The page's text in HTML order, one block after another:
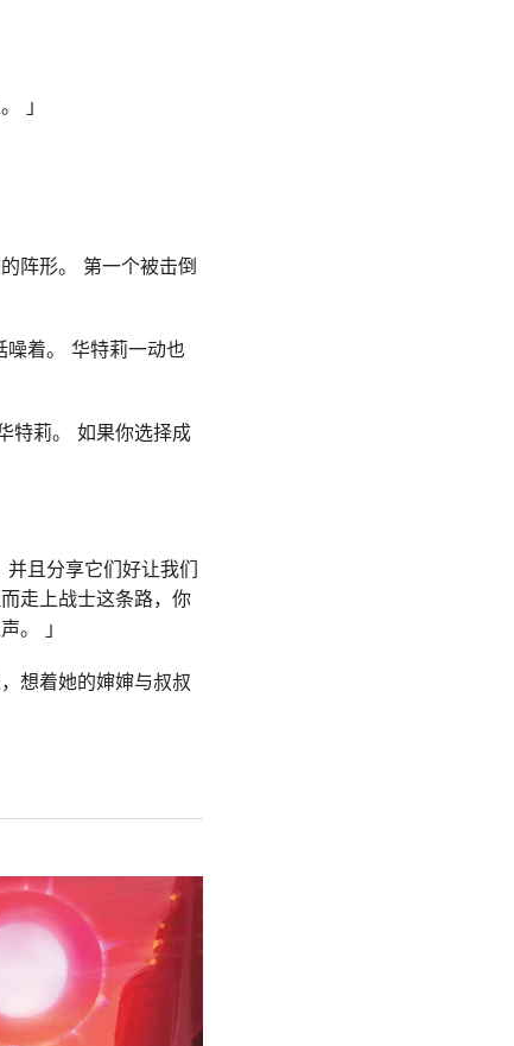
」
阵形。 第一个被击倒
噪着。 华特莉一动也
特莉。 如果你选择成
并且分享它们好让我们
走上战士这条路，你
。 」
想着她的婶婶与叔叔